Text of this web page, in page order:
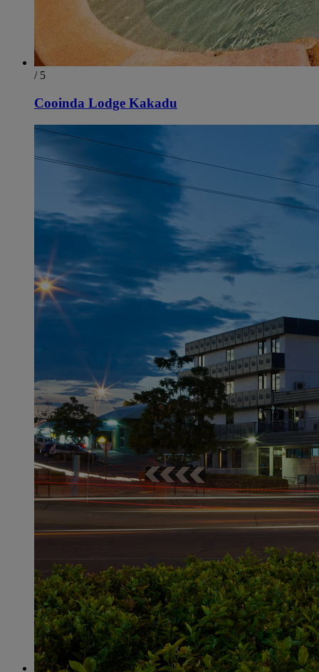
/ 5
Cooinda Lodge Kakadu